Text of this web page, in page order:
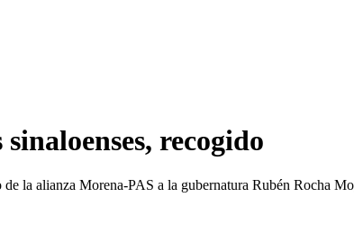
recogido
la alianza Morena-PAS a la gubernatura Rubén Rocha